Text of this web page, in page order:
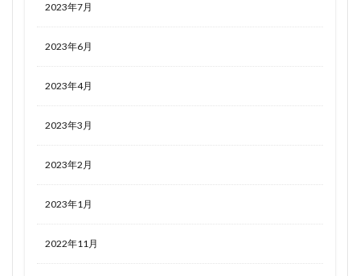
2023年7月
2023年6月
2023年4月
2023年3月
2023年2月
2023年1月
2022年11月